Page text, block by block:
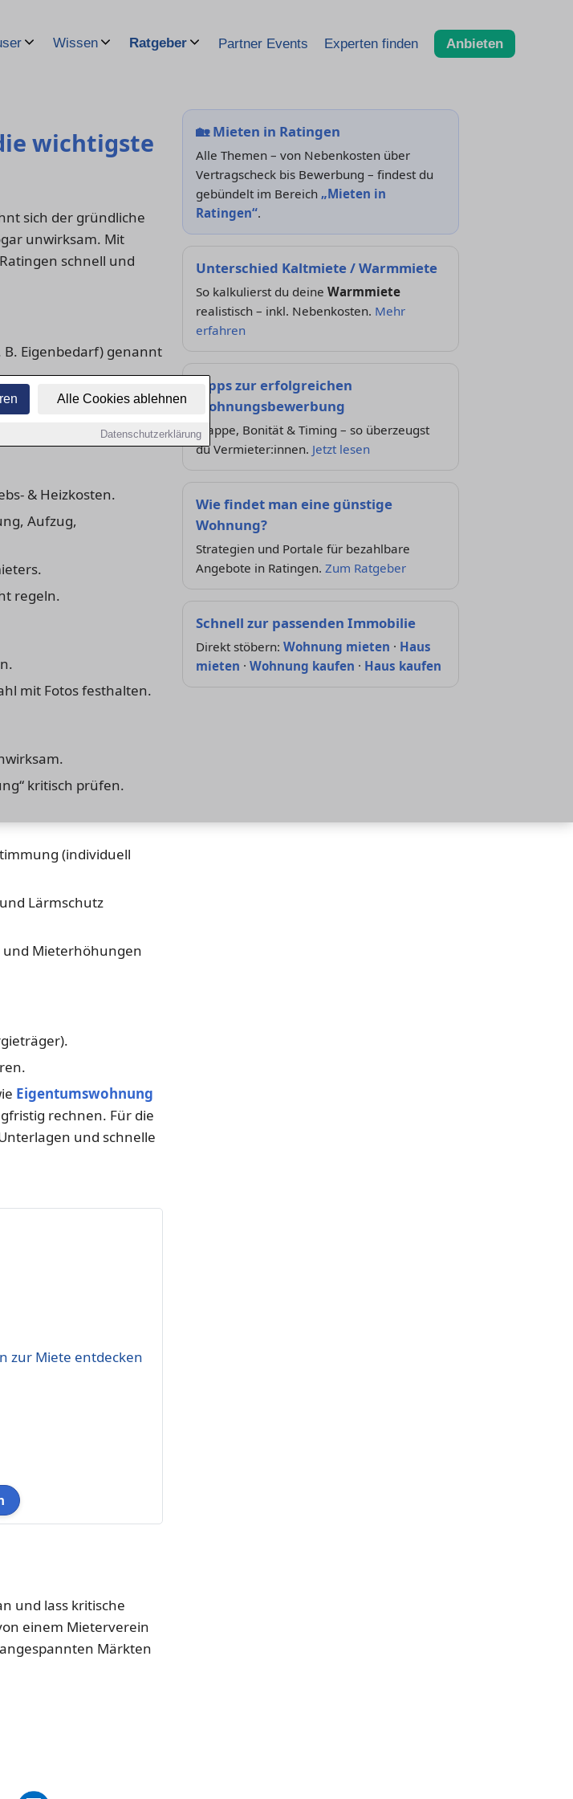
Alle Cookies ablehnen
Datenschutzerklärung
Wissen Ratgeber Partner Events Experten finden Anbieten
wichtigste
sich der gründliche
unwirksam. Mit
schnell und
Eigenbedarf) genannt
prüfen.
deinem Budget?
& Heizkosten.
Aufzug,
regeln.
mit Fotos festhalten.
kritisch prüfen.
(individuell
Lärmschutz
Mieterhöhungen
Eigentumswohnung
rechnen. Für die
und schnelle
zur Miete entdecken
und lass kritische
einem Mieterverein
Märkten
🏡Mieten in Ratingen
Alle Themen – von Nebenkosten über
Vertragscheck bis Bewerbung – findest du
gebündelt im Bereich „Mieten in
Ratingen“.
Unterschied Kaltmiete / Warmmiete
So kalkulierst du deine Warmmiete
realistisch – inkl. Nebenkosten. Mehr
erfahren
Tipps zur erfolgreichen
Wohnungsbewerbung
Mappe, Bonität & Timing – so überzeugst
du Vermieter:innen. Jetzt lesen
Wie findet man eine günstige
Wohnung?
Strategien und Portale für bezahlbare
Angebote in Ratingen. Zum Ratgeber
Schnell zur passenden Immobilie
Direkt stöbern: Wohnung mieten · Haus
mieten · Wohnung kaufen · Haus kaufen